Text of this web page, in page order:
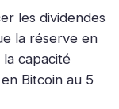
5
les dividendes
la réserve en
capacité
Bitcoin au 5